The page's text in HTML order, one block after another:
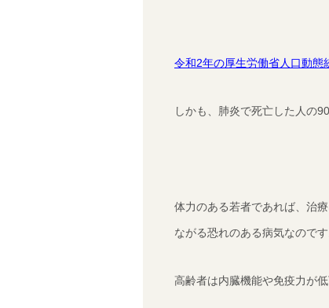
令和2年の厚生労働省人口動態
しかも、肺炎で死亡した人の
体力のある若者であれば、治
ながる恐れのある病気なのです
高齢者は内臓機能や免疫力が